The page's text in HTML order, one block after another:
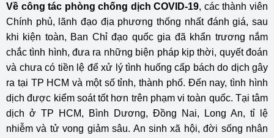
Về công tác phòng chống dịch COVID-19, các thành viên
Chính phủ, lãnh đạo địa phương thống nhất đánh giá, sau
khi kiện toàn, Ban Chỉ đạo quốc gia đã khẩn trương nắm
chắc tình hình, đưa ra những biện pháp kịp thời, quyết đoán
và chưa có tiền lệ để xử lý tình huống cấp bách do dịch gây
ra tại TP HCM và một số tỉnh, thành phố. Đến nay, tình hình
dịch được kiểm soát tốt hơn trên phạm vi toàn quốc. Tại tâm
dịch ở TP HCM, Bình Dương, Đồng Nai, Long An, tỉ lệ
nhiễm và tử vong giảm sâu. An sinh xã hội, đời sống nhân